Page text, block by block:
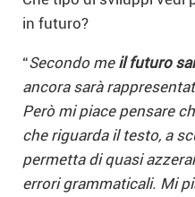
in futuro?
“Secondo meil futuro
ancora sarà
Però mi piace pensare
che riguarda il testo, a
permetta di quasi
errori grammaticali. Mi